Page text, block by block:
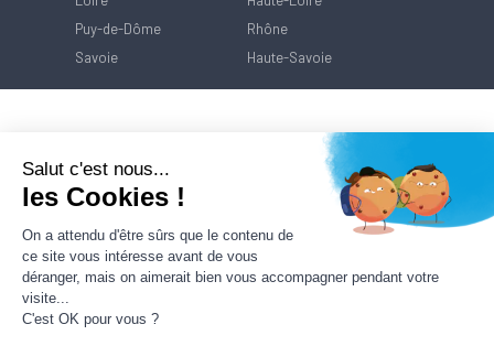
Puy-de-Dôme
Rhône
Savoie
Haute-Savoie
Salut c'est nous...
les Cookies !
On a attendu d'être sûrs que le contenu de
ce site vous intéresse avant de vous
déranger, mais on aimerait bien vous accompagner pendant votre
visite...
C'est OK pour vous ?